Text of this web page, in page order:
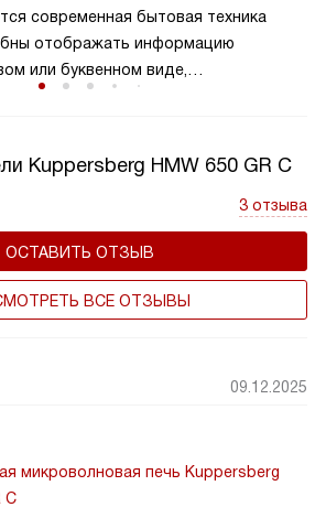
современная бытовая техника
отображать информацию
или буквенном виде,
Kuppersberg HMW 650 GR C
3 отзыва
ОСТАВИТЬ ОТЗЫВ
ВСЕ ОТЗЫВЫ
09.12.2025
микроволновая печь Kuppersberg
C